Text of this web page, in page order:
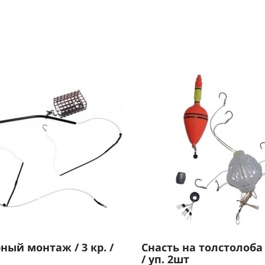
монтаж / 3 кр. /
Снасть на
/ уп. 2шт